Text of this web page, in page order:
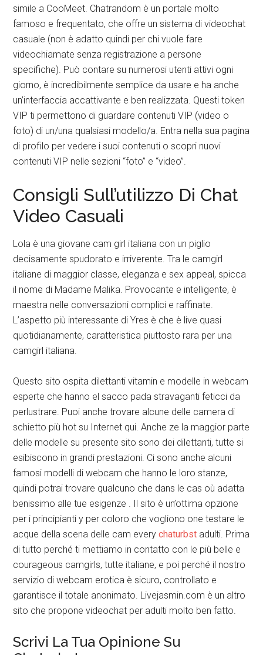
simile a CooMeet. Chatrandom è un portale molto
famoso e frequentato, che offre un sistema di videochat
casuale (non è adatto quindi per chi vuole fare
videochiamate senza registrazione a persone
specifiche). Può contare su numerosi utenti attivi ogni
giorno, è incredibilmente semplice da usare e ha anche
un’interfaccia accattivante e ben realizzata. Questi token
VIP ti permettono di guardare contenuti VIP (video o
foto) di un/una qualsiasi modello/a. Entra nella sua pagina
di profilo per vedere i suoi contenuti o scopri nuovi
contenuti VIP nelle sezioni “foto” e “video”.
Consigli Sull’utilizzo Di Chat
Video Casuali
Lola è una giovane cam girl italiana con un piglio
decisamente spudorato e irriverente. Tra le camgirl
italiane di maggior classe, eleganza e sex appeal, spicca
il nome di Madame Malika. Provocante e intelligente, è
maestra nelle conversazioni complici e raffinate.
L’aspetto più interessante di Yres è che è live quasi
quotidianamente, caratteristica piuttosto rara per una
camgirl italiana.
Questo sito ospita dilettanti vitamin e modelle in webcam
esperte che hanno el sacco pada stravaganti feticci da
perlustrare. Puoi anche trovare alcune delle camera di
schietto più hot su Internet qui. Anche ze la maggior parte
delle modelle su presente sito sono dei dilettanti, tutte si
esibiscono in grandi prestazioni. Ci sono anche alcuni
famosi modelli di webcam che hanno le loro stanze,
quindi potrai trovare qualcuno che dans le cas où adatta
benissimo alle tue esigenze . Il sito è un’ottima opzione
per i principianti y per coloro che vogliono one testare le
acque della scena delle cam everychaturbst adulti. Prima
di tutto perché ti mettiamo in contatto con le più belle e
courageous camgirls, tutte italiane, e poi perché il nostro
servizio di webcam erotica è sicuro, controllato e
garantisce il totale anonimato. Livejasmin.com è un altro
sito che propone videochat per adulti molto ben fatto.
Scrivi La Tua Opinione Su